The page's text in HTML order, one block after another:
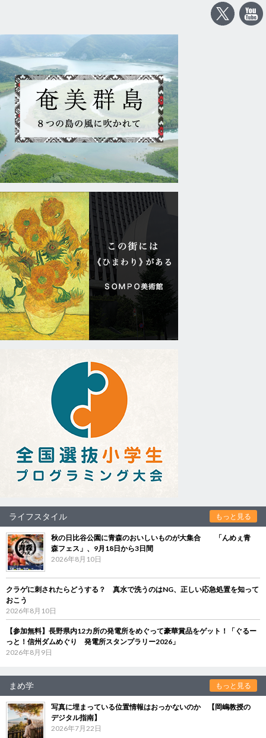
ライフスタイル もっと見る
秋の日比谷公園に青森のおいしいものが大集合 「んめぇ青
森フェス」、9月18日から3日間
2026年8月10日
クラゲに刺されたらどうする？ 真水で洗うのはNG、正しい応急処置を知って
おこう
2026年8月10日
【参加無料】長野県内12カ所の発電所をめぐって豪華賞品をゲット！「ぐるー
っと！信州ダムめぐり 発電所スタンプラリー2026」
2026年8月9日
まめ学 もっと見る
写真に埋まっている位置情報はおっかないのか 【岡嶋教授の
デジタル指南】
2026年7月22日